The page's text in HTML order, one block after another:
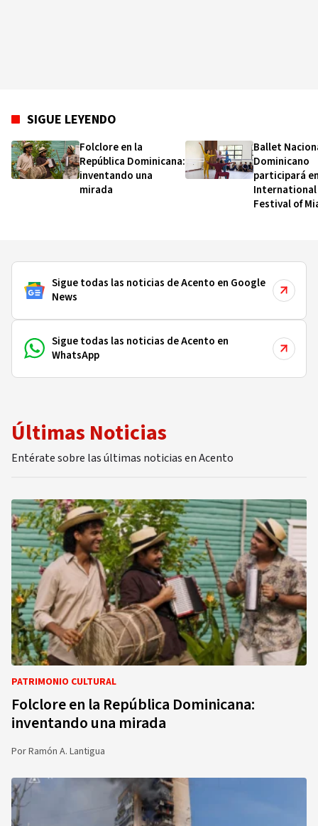
SIGUE LEYENDO
Folclore en la
República Dominicana:
inventando una
mirada
Ballet
Dominicano
participará
Festival of
Sigue todas las noticias de Acento en Google
News
Sigue todas las noticias de Acento en
WhatsApp